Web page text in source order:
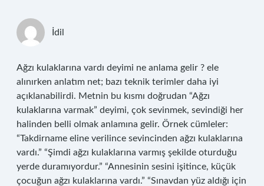
İdil
Ağzı kulaklarına vardı deyimi ne anlama gelir ? ele
alınırken anlatım net; bazı teknik terimler daha iyi
açıklanabilirdi. Metnin bu kısmı doğrudan “Ağzı
kulaklarına varmak” deyimi, çok sevinmek, sevindiği her
halinden belli olmak anlamına gelir. Örnek cümleler:
“Takdirname eline verilince sevincinden ağzı kulaklarına
vardı.” “Şimdi ağzı kulaklarına varmış şekilde oturduğu
yerde duramıyordur.” “Annesinin sesini işitince, küçük
çocuğun ağzı kulaklarına vardı.” “Sınavdan yüz aldığı için